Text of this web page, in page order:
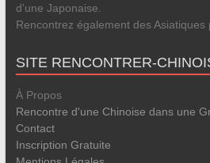
d'une Japonaise.
Rencontrez également des Asiatiques
SITE RENCONTRER-
À Propos
Rencontre d'une Chinoise dans une
Contact
Inscription Gratuite